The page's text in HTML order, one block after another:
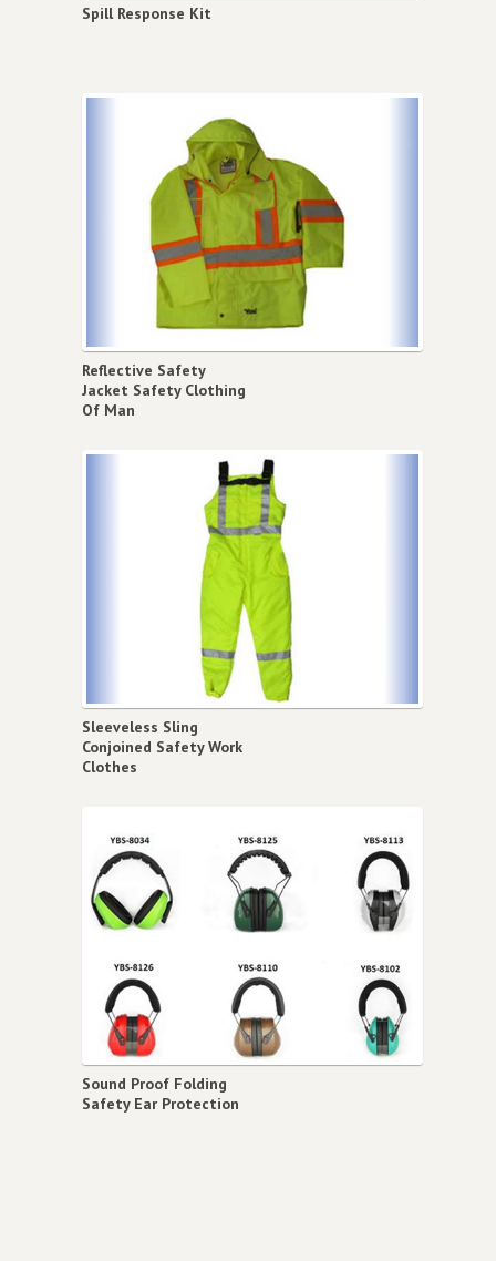
Spill Response Kit
Reflective Safety
Jacket Safety Clothing
Of Man
Sleeveless Sling
Conjoined Safety Work
Clothes
Sound Proof Folding
Safety Ear Protection